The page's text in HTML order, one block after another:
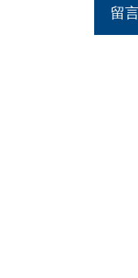
留